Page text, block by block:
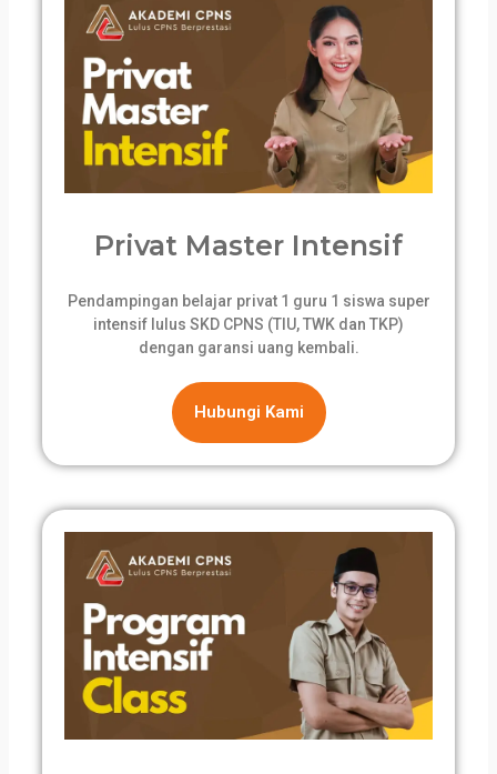
Privat Master Intensif
Pendampingan belajar privat 1 guru 1 siswa super
intensif lulus SKD CPNS (TIU, TWK dan TKP)
dengan garansi uang kembali.
Hubungi Kami